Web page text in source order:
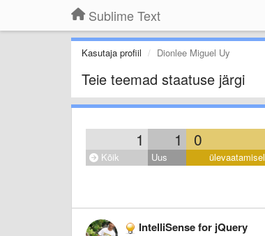
Sublime Text
Kasutaja profiil Dionlee Miguel Uy
Teie teemad staatuse järgi
1 1 0
Kõik Uus ülevaatamisel
IntelliSense for jQuery